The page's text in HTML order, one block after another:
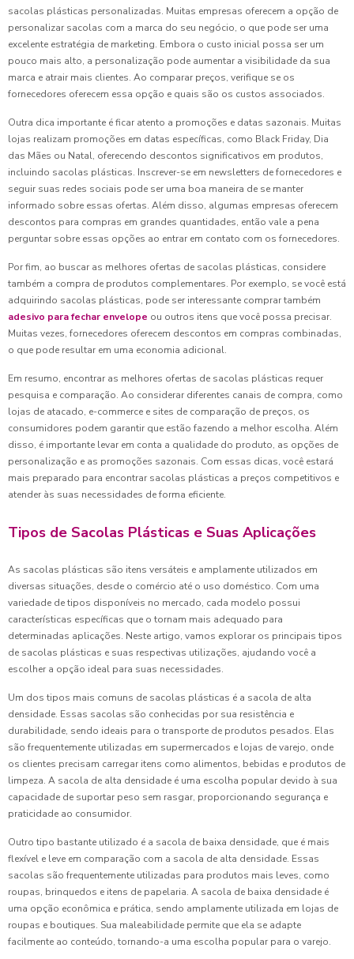
sacolas plásticas personalizadas. Muitas empresas oferecem a opção de
personalizar sacolas com a marca do seu negócio, o que pode ser uma
excelente estratégia de marketing. Embora o custo inicial possa ser um
pouco mais alto, a personalização pode aumentar a visibilidade da sua
marca e atrair mais clientes. Ao comparar preços, verifique se os
fornecedores oferecem essa opção e quais são os custos associados.
Outra dica importante é ficar atento a promoções e datas sazonais. Muitas
lojas realizam promoções em datas específicas, como Black Friday, Dia
das Mães ou Natal, oferecendo descontos significativos em produtos,
incluindo sacolas plásticas. Inscrever-se em newsletters de fornecedores e
seguir suas redes sociais pode ser uma boa maneira de se manter
informado sobre essas ofertas. Além disso, algumas empresas oferecem
descontos para compras em grandes quantidades, então vale a pena
perguntar sobre essas opções ao entrar em contato com os fornecedores.
Por fim, ao buscar as melhores ofertas de sacolas plásticas, considere
também a compra de produtos complementares. Por exemplo, se você está
adquirindo sacolas plásticas, pode ser interessante comprar também
adesivo para fechar envelope ou outros itens que você possa precisar.
Muitas vezes, fornecedores oferecem descontos em compras combinadas,
o que pode resultar em uma economia adicional.
Em resumo, encontrar as melhores ofertas de sacolas plásticas requer
pesquisa e comparação. Ao considerar diferentes canais de compra, como
lojas de atacado, e-commerce e sites de comparação de preços, os
consumidores podem garantir que estão fazendo a melhor escolha. Além
disso, é importante levar em conta a qualidade do produto, as opções de
personalização e as promoções sazonais. Com essas dicas, você estará
mais preparado para encontrar sacolas plásticas a preços competitivos e
atender às suas necessidades de forma eficiente.
Tipos de Sacolas Plásticas e Suas Aplicações
As sacolas plásticas são itens versáteis e amplamente utilizados em
diversas situações, desde o comércio até o uso doméstico. Com uma
variedade de tipos disponíveis no mercado, cada modelo possui
características específicas que o tornam mais adequado para
determinadas aplicações. Neste artigo, vamos explorar os principais tipos
de sacolas plásticas e suas respectivas utilizações, ajudando você a
escolher a opção ideal para suas necessidades.
Um dos tipos mais comuns de sacolas plásticas é a sacola de alta
densidade. Essas sacolas são conhecidas por sua resistência e
durabilidade, sendo ideais para o transporte de produtos pesados. Elas
são frequentemente utilizadas em supermercados e lojas de varejo, onde
os clientes precisam carregar itens como alimentos, bebidas e produtos de
limpeza. A sacola de alta densidade é uma escolha popular devido à sua
capacidade de suportar peso sem rasgar, proporcionando segurança e
praticidade ao consumidor.
Outro tipo bastante utilizado é a sacola de baixa densidade, que é mais
flexível e leve em comparação com a sacola de alta densidade. Essas
sacolas são frequentemente utilizadas para produtos mais leves, como
roupas, brinquedos e itens de papelaria. A sacola de baixa densidade é
uma opção econômica e prática, sendo amplamente utilizada em lojas de
roupas e boutiques. Sua maleabilidade permite que ela se adapte
facilmente ao conteúdo, tornando-a uma escolha popular para o varejo.